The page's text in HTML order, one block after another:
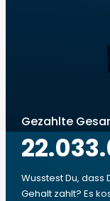
Gezahlte
Wusstest Du,
Gehalt zahlt? Es